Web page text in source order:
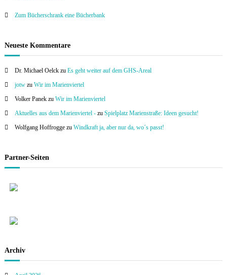
Zum Bücherschrank eine Bücherbank
Neueste Kommentare
Dr. Michael Oelckzu Es geht weiter auf dem GHS-Areal
jotwzu Wir im Marienviertel
Volker Panekzu Wir im Marienviertel
Aktuelles aus dem Marienviertel -zu Spielplatz Marienstraße: Ideen gesucht!
Wolfgang Hoffroggezu Windkraft ja, aber nur da, wo´s passt!
Partner-Seiten
Archiv